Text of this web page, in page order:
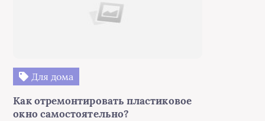
Для дома
Как отремонтировать пластиковое
окно самостоятельно?